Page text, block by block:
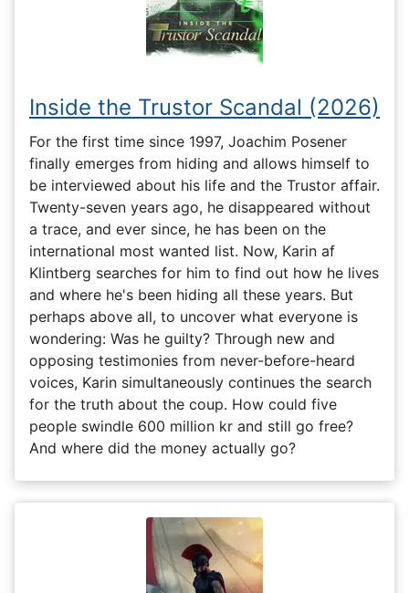
Inside the Trustor Scandal (2026)
For the first time since 1997, Joachim Posener
finally emerges from hiding and allows himself to
be interviewed about his life and the Trustor affair.
Twenty-seven years ago, he disappeared without
a trace, and ever since, he has been on the
international most wanted list. Now, Karin af
Klintberg searches for him to find out how he lives
and where he's been hiding all these years. But
perhaps above all, to uncover what everyone is
wondering: Was he guilty? Through new and
opposing testimonies from never-before-heard
voices, Karin simultaneously continues the search
for the truth about the coup. How could five
people swindle 600 million kr and still go free?
And where did the money actually go?